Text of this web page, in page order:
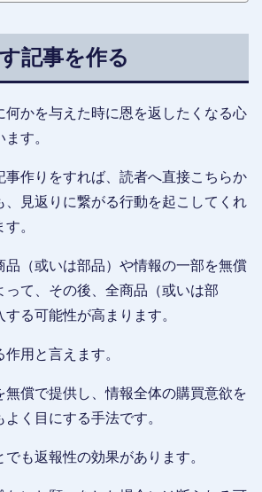
複合ワードで構成される、検索数の少ないキーワードにな...
記事を作る
何かを与えた時に恩を返したくなる心
す。
事作りをすれば、読者へ直接こちらか
、見返りに繋がる行動を起こしてくれ
。
品（或いは部品）や情報の一部を無償
って、その後、全商品（或いは部
る可能性が高まります。
用と言えます。
無償で提供し、情報全体の購買意欲を
く目にする手法です。
も返報性の効果があります。